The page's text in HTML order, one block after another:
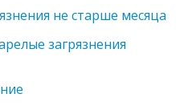
не старше месяца
загрязнения